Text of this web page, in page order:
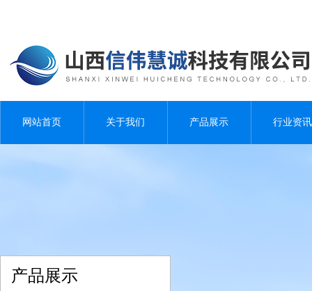
网站首页 关于我们 产品展示 行业资讯
产品展示